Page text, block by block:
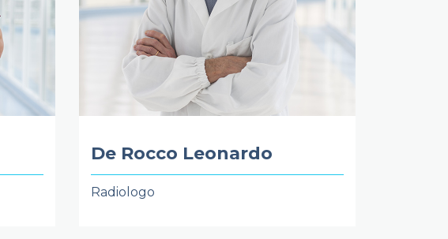
De Rocco Leonardo
Radiologo